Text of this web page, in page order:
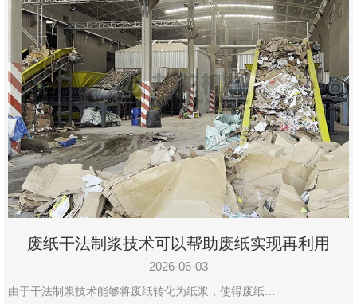
废纸干法制浆技术可以帮助废纸实现再利用
2026-06-03
由于干法制浆技术能够将废纸转化为纸浆，使得废纸…